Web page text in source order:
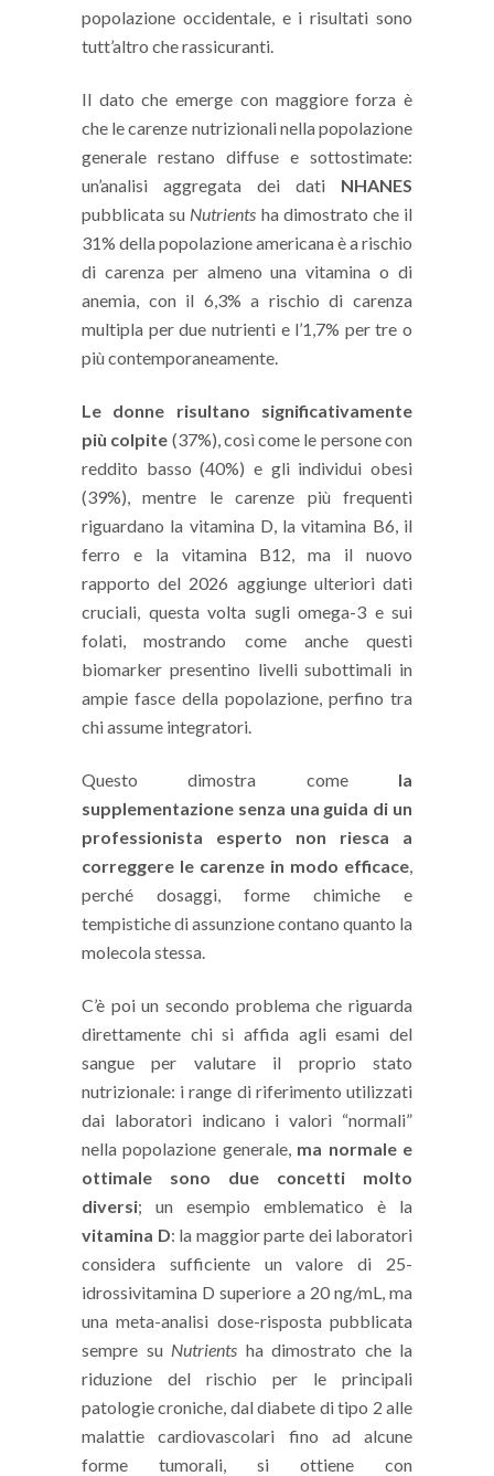
popolazione occidentale, e i risultati sono
tutt’altro che rassicuranti.
Il dato che emerge con maggiore forza è
che le carenze nutrizionali nella popolazione
generale restano diffuse e sottostimate:
un’analisi aggregata dei dati NHANES
pubblicata su Nutrients ha dimostrato che il
31% della popolazione americana è a rischio
di carenza per almeno una vitamina o di
anemia, con il 6,3% a rischio di carenza
multipla per due nutrienti e l’1,7% per tre o
più contemporaneamente.
Le donne risultano significativamente
più colpite (37%), così come le persone con
reddito basso (40%) e gli individui obesi
(39%), mentre le carenze più frequenti
riguardano la vitamina D, la vitamina B6, il
ferro e la vitamina B12, ma il nuovo
rapporto del 2026 aggiunge ulteriori dati
cruciali, questa volta sugli omega-3 e sui
folati, mostrando come anche questi
biomarker presentino livelli subottimali in
ampie fasce della popolazione, perfino tra
chi assume integratori.
Questo dimostra come la
supplementazione senza una guida di un
professionista esperto non riesca a
correggere le carenze in modo efficace
perché dosaggi, forme chimiche e
tempistiche di assunzione contano quanto la
molecola stessa.
C’è poi un secondo problema che riguarda
direttamente chi si affida agli esami del
sangue per valutare il proprio stato
nutrizionale: i range di riferimento utilizzati
dai laboratori indicano i valori “normali”
nella popolazione generale, ma normale e
ottimale sono due concetti molto
diversi; un esempio emblematico è la
vitamina D: la maggior parte dei laboratori
considera sufficiente un valore di 25-
idrossivitamina D superiore a 20 ng/mL, ma
una meta-analisi dose-risposta pubblicata
sempre su Nutrients ha dimostrato che la
riduzione del rischio per le principali
patologie croniche, dal diabete di tipo 2 alle
malattie cardiovascolari fino ad alcune
forme tumorali, si ottiene con